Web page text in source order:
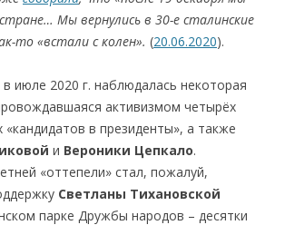
Мы вернулись в 30-е сталинские
то «встали с колен». (20.06.2020).
июле 2020 г. наблюдалась некоторая
активизмом четырёх
«кандидатов в президенты», а также
и Вероники Цепкало.
«оттепели» стал, пожалуй,
Светланы Тихановской
парке Дружбы народов – десятки